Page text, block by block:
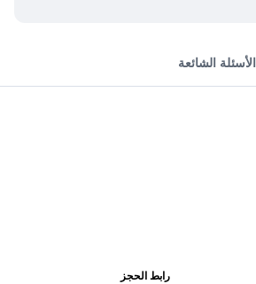
الأسئلة الشائعة
رابط الحجز